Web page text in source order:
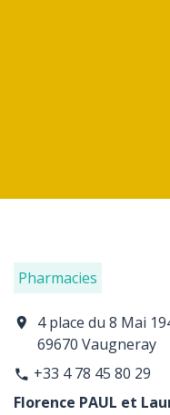
Pharmacies
location_on
4 place du 8 Mai
69670 Vaugneray
phone +33 4 78 45 80 29
Florence PAUL et